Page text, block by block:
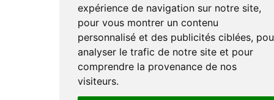
expérience de navigation sur notre site,
pour vous montrer un contenu
personnalisé et des publicités ciblées,
analyser le trafic de notre site et pour
comprendre la provenance de nos
visiteurs.